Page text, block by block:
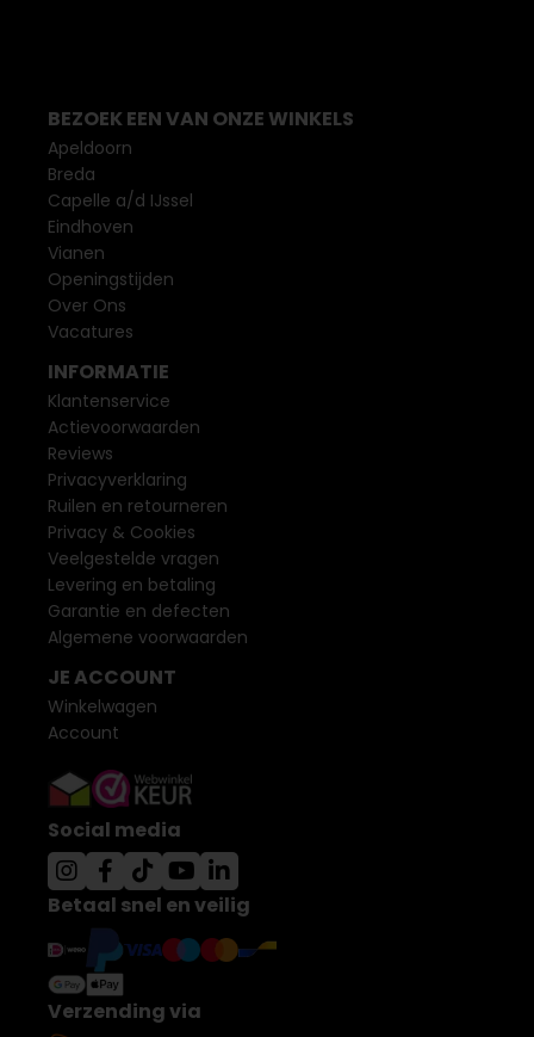
BEZOEK EEN VAN ONZE WINKELS
Apeldoorn
Breda
Capelle a/d IJssel
Eindhoven
Vianen
Openingstijden
Over Ons
Vacatures
INFORMATIE
Klantenservice
Actievoorwaarden
Reviews
Privacyverklaring
Ruilen en retourneren
Privacy & Cookies
Veelgestelde vragen
Levering en betaling
Garantie en defecten
Algemene voorwaarden
JE ACCOUNT
Winkelwagen
Account
Social media
Betaal snel en veilig
Verzending via